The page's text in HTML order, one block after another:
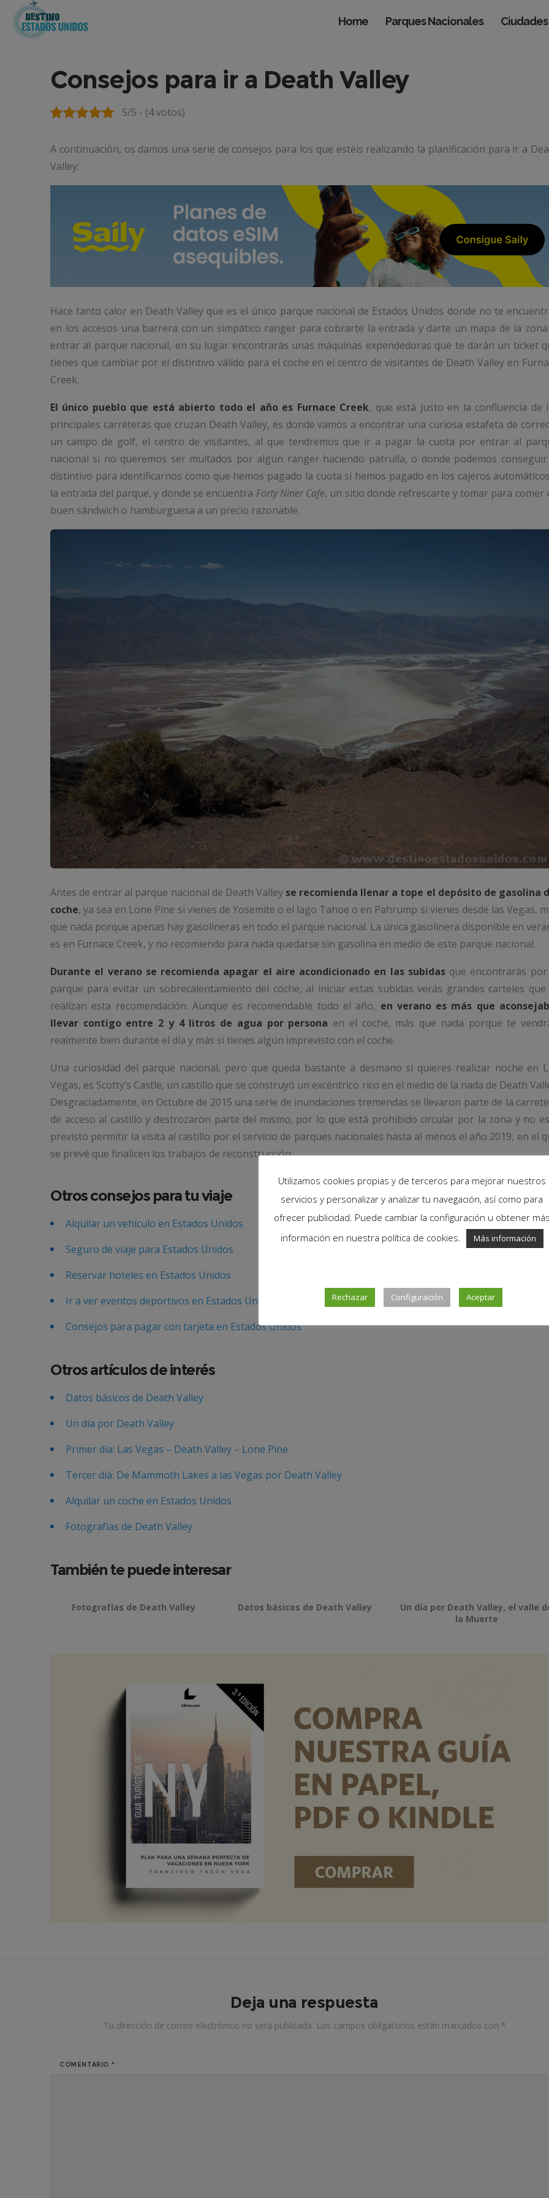
Home Parques Nacionales Ciudades
Consejos para ir a Death Valley
5/5 - (4 votos)
A continuación, os damos una serie de consejos para los que estéis realizando la planificación para ir a
Valley:
Hace tanto calor en Death Valley que es el único parque nacional de Estados Unidos donde no te
en los accesos una barrera con un simpático ranger para cobrarte la entrada y darte un mapa de la
entrar al parque nacional, en su lugar encontrarás unas máquinas expendedoras que te darán un ticket
tienes que cambiar por el distintivo válido para el coche en el centro de visitantes de Death Valley en
Creek.
El único pueblo que está abierto todo el año es Furnace Creek, que está justo en la confluencia de
principales carreteras que cruzan Death Valley, es donde vamos a encontrar una curiosa estafeta de
un campo de golf, el centro de visitantes, al que tendremos que ir a pagar la cuota por entrar al
nacional si no queremos ser multados por algún ranger haciendo patrulla, o donde podemos
distintivo para identificarnos como que hemos pagado la cuota si hemos pagado en los cajeros
la entrada del parque, y donde se encuentra Forty Niner Cafe, un sitio donde refrescarte y tomar para comer
buen sándwich o hamburguesa a un precio razonable.
Antes de entrar al parque nacional de Death Valley se recomienda llenar a tope el depósito de gasolina
coche, ya sea en Lone Pine si vienes de Yosemite o el lago Tahoe o en Pahrump si vienes desde las Vegas,
que nada porque apenas hay gasolineras en todo el parque nacional. La única gasolinera disponible en
es en Furnace Creek, y no recomiendo para nada quedarse sin gasolina en medio de este parque nacional.
Durante el verano se recomienda apagar el aire acondicionado en las subidasque encontrarás
parque para evitar un sobrecalentamiento del coche, al iniciar estas subidas verás grandes carteles
realizan esta recomendación. Aunque es recomendable todo el año, en verano es más que
llevar contigo entre 2 y 4 litros de agua por persona en el coche, más que nada porque te
realmente bien durante el día y más si tienes algún imprevisto con el coche.
Una curiosidad del parque nacional, pero que queda bastante a desmano si quieres realizar noche en
Vegas, es Scotty’s Castle, un castillo que se construyó un excéntrico rico en el medio de la nada de Death
Desgraciadamente, en Octubre de 2015 una serie de inundaciones tremendas se llevaron parte de la
de acceso al castillo y destrozaron parte del mismo, por lo que está prohibido circular por la zona y no
previsto permitir la visita al castillo por el servicio de parques nacionales hasta al menos el año 2019, en el
se prevé que finalicen los trabajos de reconstrucción.
Otros consejos para tu viaje
Alquilar un vehículo en Estados Unidos
Seguro de viaje para Estados Unidos
Reservar hoteles en Estados Unidos
Ir a ver eventos deportivos en Estados Unidos
Consejos para pagar con tarjeta en Estados Unidos
Otros artículos de interés
Datos básicos de Death Valley
Un día por Death Valley
Primer día: Las Vegas – Death Valley – Lone Pine
Tercer día: De Mammoth Lakes a las Vegas por Death Valley
Alquilar un coche en Estados Unidos
Fotografías de Death Valley
También te puede interesar
Fotografías de Death Valley Datos básicos de Death Valley
Un día por Death Valley, el valle
la Muerte
Deja una respuesta
Tu dirección de correo electrónico no será publicada. Los campos obligatorios están marcados con *
COMENTARIO *
Utilizamos cookies propias y de terceros para mejorar nuestros
servicios y personalizar y analizar tu navegación, así como para
ofrecer publicidad. Puede cambiar la configuración u obtener
información en nuestra política de cookies.
Más información
Rechazar Configuración Aceptar